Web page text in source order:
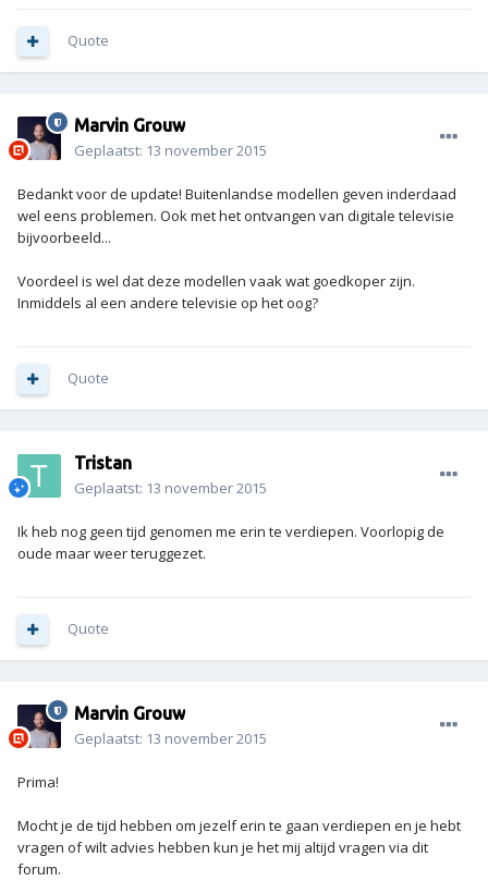
Quote
Marvin Grouw
Geplaatst: 13 november 2015
Bedankt voor de update! Buitenlandse modellen geven inderdaad
wel eens problemen. Ook met het ontvangen van digitale televisie
bijvoorbeeld...
Voordeel is wel dat deze modellen vaak wat goedkoper zijn.
Inmiddels al een andere televisie op het oog?
Quote
Tristan
Geplaatst: 13 november 2015
Ik heb nog geen tijd genomen me erin te verdiepen. Voorlopig de
oude maar weer teruggezet.
Quote
Marvin Grouw
Geplaatst: 13 november 2015
Prima!
Mocht je de tijd hebben om jezelf erin te gaan verdiepen en je hebt
vragen of wilt advies hebben kun je het mij altijd vragen via dit
forum.